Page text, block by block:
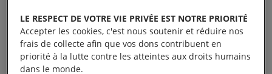
Laissés au milieu de nulle
part
LE RESPECT DE VOTRE VIE PRIVÉE EST NOTRE PRIORITÉ
Accepter les cookies, c'est nous soutenir et réduire nos
frais de collecte afin que vos dons contribuent en
priorité à la lutte contre les atteintes aux droits humains
dans le monde.